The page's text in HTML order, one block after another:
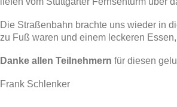
Die Straßenbahn brachte uns wieder in
zu Fuß waren und einem leckeren
Danke allen Teilnehmern für diesen
Frank Schlenker